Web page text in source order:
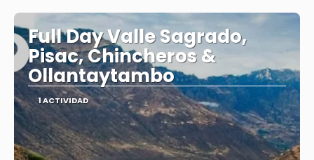
Full Day Valle Sagrado,
Pisac, Chincheros &
Ollantaytambo
1 ACTIVIDAD